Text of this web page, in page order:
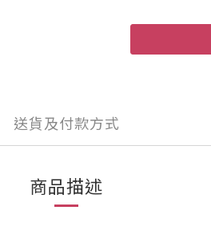
送貨及付款方式
商品描述